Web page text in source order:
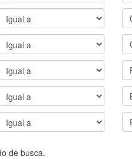
de busca.